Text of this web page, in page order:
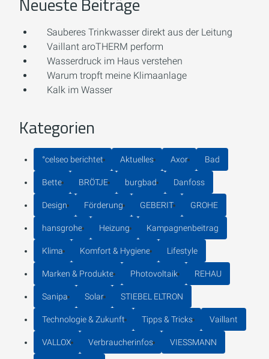
Sauberes Trinkwasser direkt aus der Leitung
Vaillant aroTHERM perform
Wasserdruck im Haus verstehen
Warum tropft meine Klimaanlage
Kalk im Wasser
Kategorien
°celseo berichtet Aktuelles Axor Bad
Bette BRÖTJE burgbad Danfoss
Design Förderung GEBERIT GROHE
hansgrohe Heizung Kampagnenbeitrag
Klima Komfort & Hygiene Lifestyle
Marken & Produkte Photovoltaik REHAU
Sanipa Solar STIEBEL ELTRON
Technologie & Zukunft Tipps & Tricks Vaillant
VALLOX Verbraucherinfos VIESSMANN